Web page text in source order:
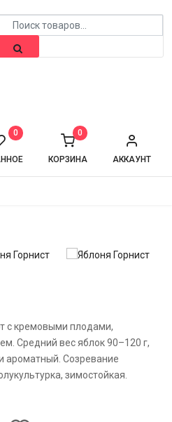
АККАУНТ
КОРЗИНА
0
0
с кремовыми плодами,
Средний вес яблок 90–120 г,
ароматный. Созревание
зимостойкая.